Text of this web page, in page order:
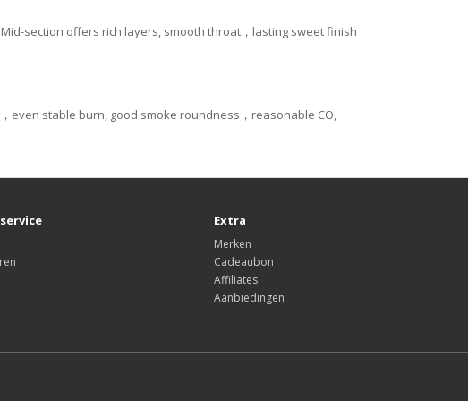
section offers rich layers, smooth throat，lasting sweet finish
even stable burn, good smoke roundness，reasonable CO,
Extra
Merken
Cadeaubon
Affiliates
Aanbiedingen